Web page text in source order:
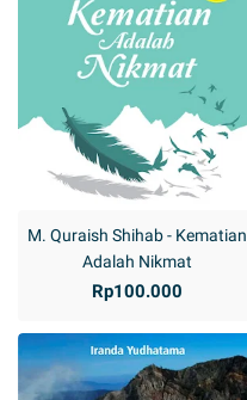
M. Quraish Shihab - Kematian
Adalah Nikmat
Rp100.000